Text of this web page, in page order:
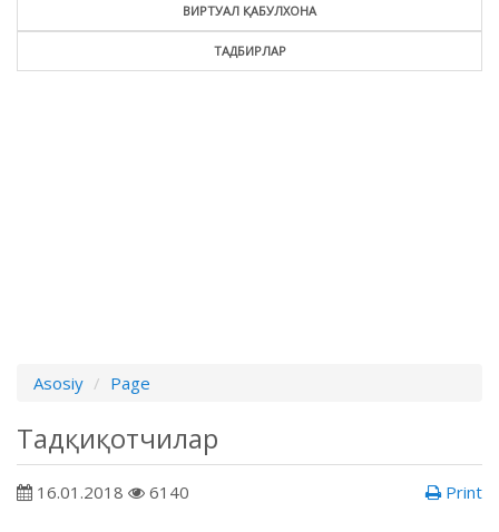
ВИРТУАЛ ҚАБУЛХОНА
ТАДБИРЛАР
Asosiy Page
Тадқиқотчилар
16.01.2018 6140 Print